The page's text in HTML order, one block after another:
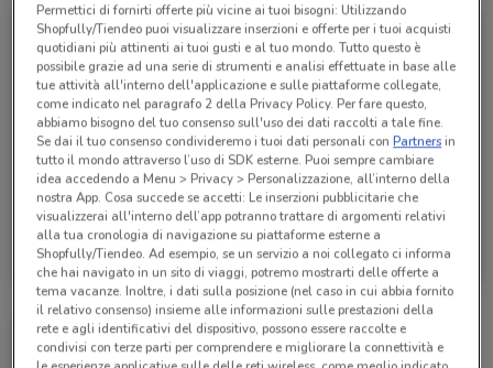
PosteMobile
Scade il 17/08 6.6 km
Permettici di fornirti offerte più vicine ai tuoi bisogni: Utilizzando
Shopfully/Tiendeo puoi visualizzare inserzioni e offerte per i tuoi acquisti
quotidiani più attinenti ai tuoi gusti e al tuo mondo. Tutto questo è
possibile grazie ad una serie di strumenti e analisi effettuate in base alle
tue attività all'interno dell'applicazione e sulle piattaforme collegate,
come indicato nel paragrafo 2 della Privacy Policy. Per fare questo,
abbiamo bisogno del tuo consenso sull'uso dei dati raccolti a tale fine.
Se dai il tuo consenso condivideremo i tuoi dati personali conPartnersin
tutto il mondo attraverso l’uso di SDK esterne. Puoi sempre cambiare
idea accedendo a Menu > Privacy > Personalizzazione, all’interno della
nostra App. Cosa succede se accetti: Le inserzioni pubblicitarie che
visualizzerai all'interno dell’app potranno trattare di argomenti relativi
alla tua cronologia di navigazione su piattaforme esterne a
Shopfully/Tiendeo. Ad esempio, se un servizio a noi collegato ci informa
che hai navigato in un sito di viaggi, potremo mostrarti delle offerte a
tema vacanze. Inoltre, i dati sulla posizione (nel caso in cui abbia fornito
il relativo consenso) insieme alle informazioni sulle prestazioni della
rete e agli identificativi del dispositivo, possono essere raccolte e
condivisi con terze parti per comprendere e migliorare la connettività e